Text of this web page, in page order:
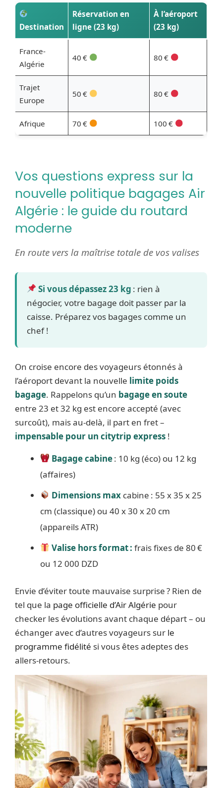
Destination
Réservation en
ligne (23 kg)
À l’aéroport
(23 kg)
France-
Algérie
40 € 80 €
Trajet
Europe
50 € 80 €
Afrique 70 € 100 €
Vos questions express sur la
nouvelle politique bagages Air
Algérie : le guide du routard
moderne
En route vers la maîtrise totale de vos valises
Si vous dépassez 23 kg : rien à
négocier, votre bagage doit passer par la
caisse. Préparez vos bagages comme un
chef !
On croise encore des voyageurs étonnés à
l’aéroport devant la nouvelle limite poids
bagage. Rappelons qu’un bagage en soute
entre 23 et 32 kg est encore accepté (avec
surcoût), mais au-delà, il part en fret –
impensable pour un citytrip express !
Bagage cabine: 10 kg (éco) ou 12 kg
(affaires)
Dimensions max cabine : 55 x 35 x 25
cm (classique) ou 40 x 30 x 20 cm
(appareils ATR)
Valise hors format : frais fixes de 80 €
ou 12 000 DZD
Envie d’éviter toute mauvaise surprise ? Rien de
tel que la page officielle d’Air Algérie pour
checker les évolutions avant chaque départ – ou
échanger avec d’autres voyageurs sur le
programme fidélité si vous êtes adeptes des
allers-retours.